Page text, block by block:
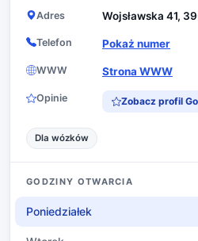
Adres Wojsławska 41,
Telefon Pokaż numer
WWW Strona WWW
Opinie Zobacz profil
Dla wózków
GODZINY OTWARCIA
Poniedziałek